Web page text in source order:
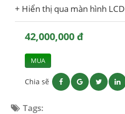
+ Hiển thị qua màn hình LCD
42,000,000 đ
MUA
Chia sẽ
Tags: